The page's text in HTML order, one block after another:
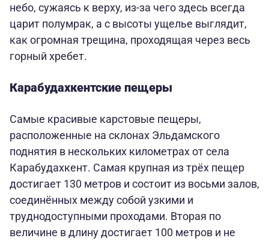
небо, сужаясь к верху, из-за чего здесь всегда
царит полумрак, а с высоты ущелье выглядит,
как огромная трещина, проходящая через весь
горный хребет.
Карабудахкентские пещеры
Самые красивые карстовые пещеры,
расположенные на склонах Эльдамского
поднятия в нескольких километрах от села
Карабудахкент. Самая крупная из трёх пещер
достигает 130 метров и состоит из восьми залов,
соединённых между собой узкими и
труднодоступными проходами. Вторая по
величине в длину достигает 100 метров и не